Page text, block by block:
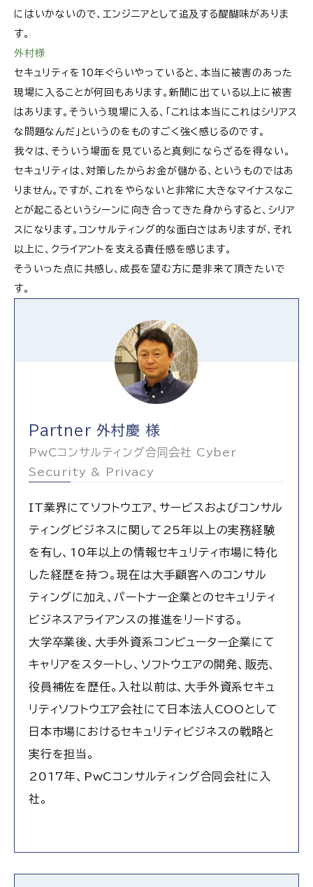
にはいかないので、エンジニアとして追及する醍醐味がありま
す。
外村様
セキュリティを10年ぐらいやっていると、本当に被害のあった
現場に入ることが何回もあります。新聞に出ている以上に被害
はあります。そういう現場に入る、「これは本当にこれはシリアス
な問題なんだ」というのをものすごく強く感じるのです。
我々は、そういう場面を見ていると真剣にならざるを得ない。
セキュリティは、対策したからお金が儲かる、というものではあ
りません。ですが、これをやらないと非常に大きなマイナスなこ
とが起こるというシーンに向き合ってきた身からすると、シリア
スになります。コンサルティング的な面白さはありますが、それ
以上に、クライアントを支える責任感を感じます。
そういった点に共感し、成長を望む方に是非来て頂きたいで
す。
Partner 外村慶 様
PwCコンサルティング合同会社 Cyber
Security & Privacy
IT業界にてソフトウエア、サービスおよびコンサル
ティングビジネスに関して25年以上の実務経験
を有し、10年以上の情報セキュリティ市場に特化
した経歴を持つ。現在は大手顧客へのコンサル
ティングに加え、パートナー企業とのセキュリティ
ビジネスアライアンスの推進をリードする。
大学卒業後、大手外資系コンピューター企業にて
キャリアをスタートし、ソフトウエアの開発、販売、
役員補佐を歴任。入社以前は、大手外資系セキュ
リティソフトウエア会社にて日本法人COOとして
日本市場におけるセキュリティビジネスの戦略と
実行を担当。
2017年、PwCコンサルティング合同会社に入
社。